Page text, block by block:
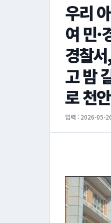
우리
여 민·
경찰
고 밤
로 천
입력 : 2026-05-